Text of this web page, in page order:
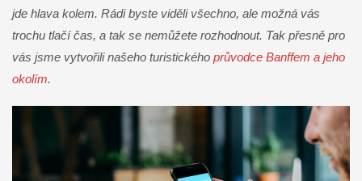
jde hlava kolem. Rádi byste viděli všechno, ale možná vás
trochu tlačí čas, a tak se nemůžete rozhodnout. Tak přesně pro
vás jsme vytvořili našeho turistického průvodce Banffem a jeho
okolím.